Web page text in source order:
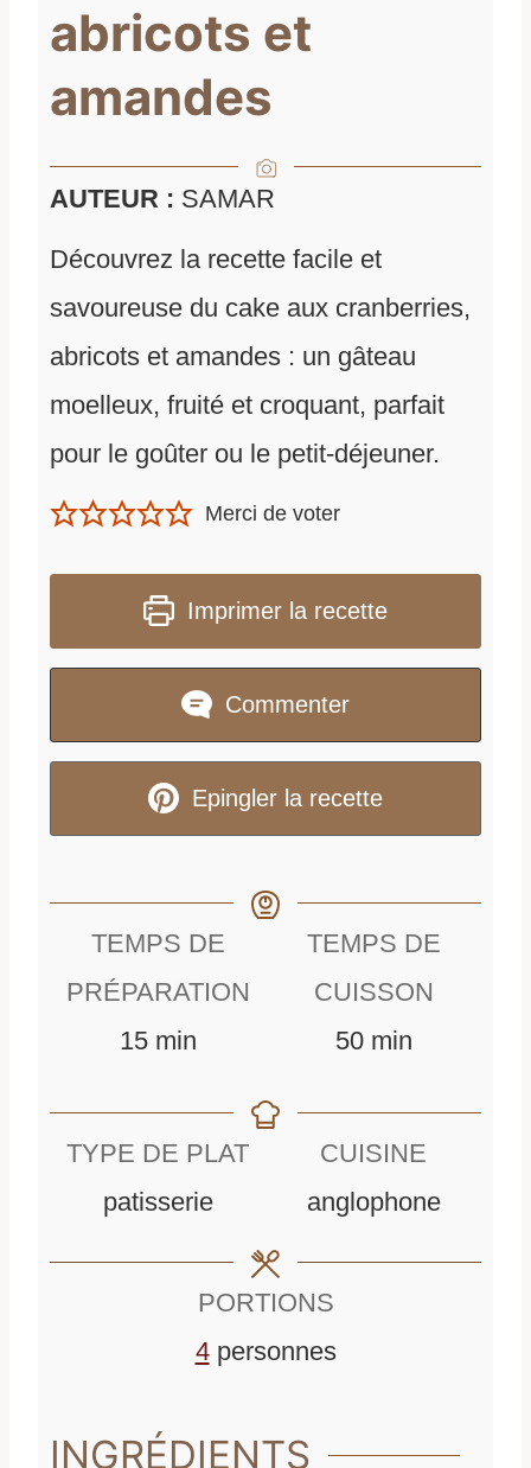
abricots et
amandes
AUTEUR : SAMAR
Découvrez la recette facile et
savoureuse du cake aux cranberries,
abricots et amandes : un gâteau
moelleux, fruité et croquant, parfait
pour le goûter ou le petit-déjeuner.
Merci de voter
Imprimer la recette
Commenter
Epingler la recette
TEMPS DE
PRÉPARATION
15mmin
TEMPS DE
CUISSON
50mmin
TYPE DE PLAT
patisserie
CUISINE
anglophone
PORTIONS
4 personnes
INGRÉDIENTS